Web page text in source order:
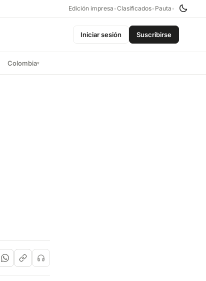
Edición impresa •Clasificados• Pauta •
Iniciar sesión Suscribirse
Colombia▾